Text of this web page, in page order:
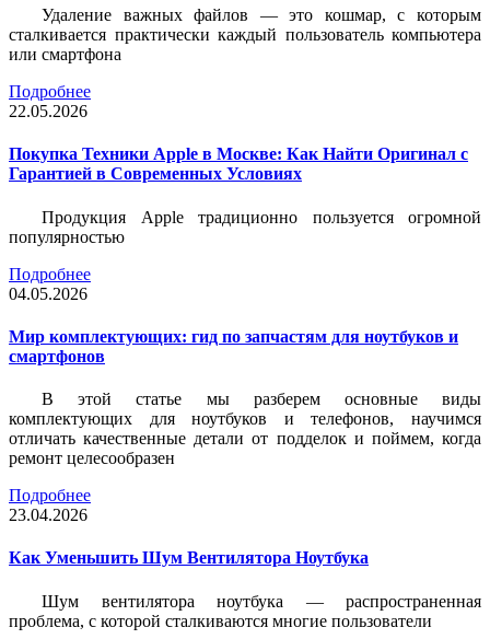
Удаление важных файлов — это кошмар, с которым
сталкивается практически каждый пользователь компьютера
или смартфона
Подробнее
22.05.2026
Покупка Техники Apple в Москве: Как Найти Оригинал с
Гарантией в Современных Условиях
Продукция Apple традиционно пользуется огромной
популярностью
Подробнее
04.05.2026
Мир комплектующих: гид по запчастям для ноутбуков и
смартфонов
В этой статье мы разберем основные виды
комплектующих для ноутбуков и телефонов, научимся
отличать качественные детали от подделок и поймем, когда
ремонт целесообразен
Подробнее
23.04.2026
Как Уменьшить Шум Вентилятора Ноутбука
Шум вентилятора ноутбука — распространенная
проблема, с которой сталкиваются многие пользователи